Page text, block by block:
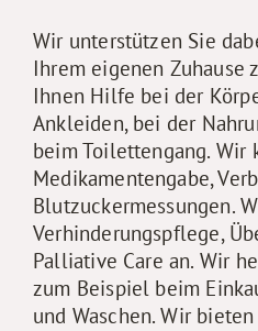
Wir unterstützen Sie
Ihrem eigenen Zuhause
Ihnen Hilfe bei der
Ankleiden, bei der
beim Toilettengang. Wir
Medikamentengabe,
Blutzuckermessungen.
Verhinderungspflege,
Palliative Care an. Wir
zum Beispiel beim
und Waschen. Wir